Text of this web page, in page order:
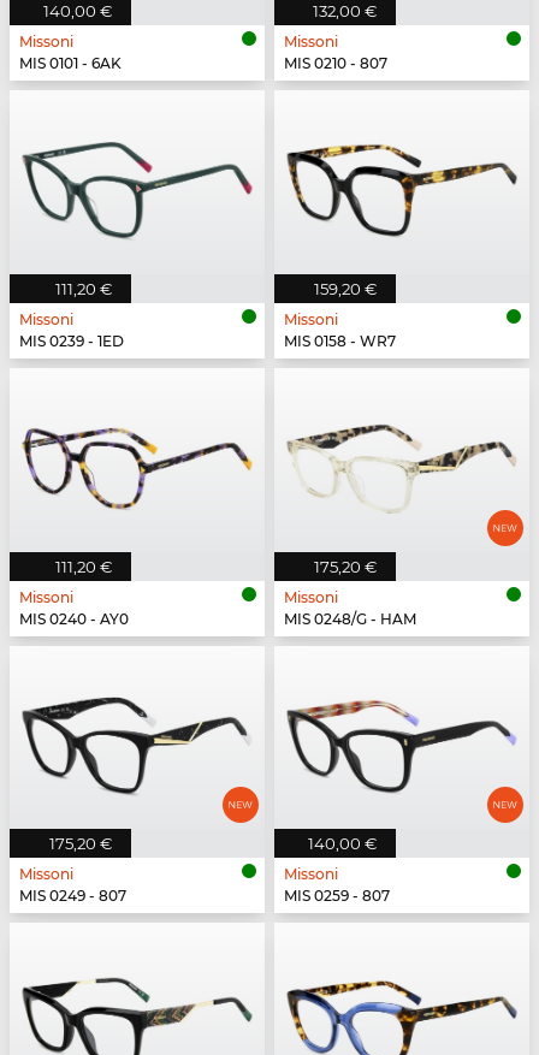
140,00 €
Missoni
MIS 0101 - 6AK
132,00 €
Missoni
MIS 0210 - 807
111,20 €
Missoni
MIS 0239 - 1ED
159,20 €
Missoni
MIS 0158 - WR7
111,20 €
Missoni
MIS 0240 - AY0
175,20 €
Missoni
MIS 0248/G - HAM
175,20 €
Missoni
MIS 0249 - 807
140,00 €
Missoni
MIS 0259 - 807